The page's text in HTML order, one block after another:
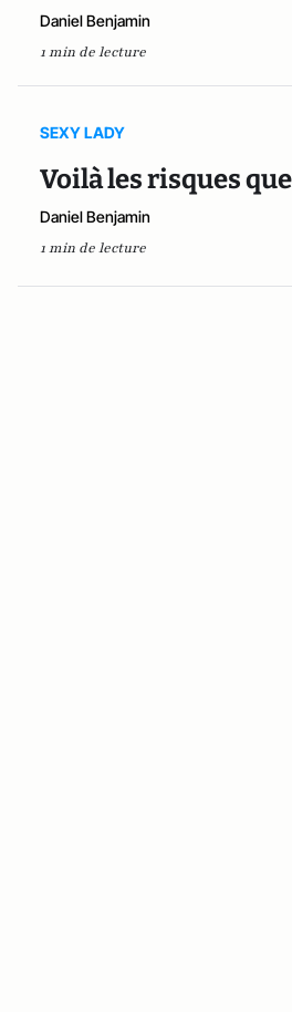
Daniel Benjamin
1 min de lecture
SEXY LADY
Voilà les risques
Daniel Benjamin
1 min de lecture